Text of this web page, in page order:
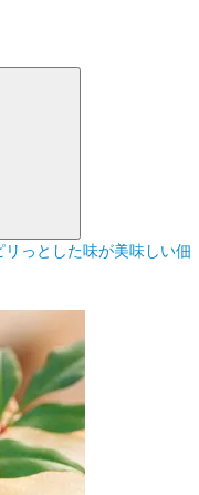
っとした味が美味しい佃